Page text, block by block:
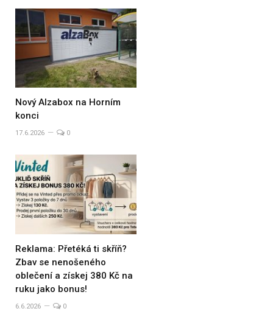
Nový Alzabox na Horním
konci
17.6.2026 0
Reklama: Přetéká ti skříň?
Zbav se nenošeného
oblečení a získej 380 Kč na
ruku jako bonus!
6.6.2026 0